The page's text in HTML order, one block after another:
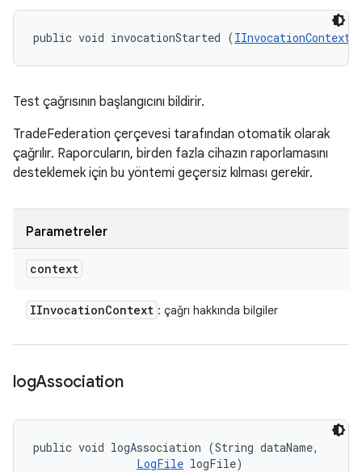
public void invocationStarted (IInvocationContext
Test çağrısının başlangıcını bildirir.
TradeFederation çerçevesi tarafından otomatik olarak
çağrılır. Raporcuların, birden fazla cihazın raporlamasını
desteklemek için bu yöntemi geçersiz kılması gerekir.
Parametreler
context
IInvocationContext : çağrı hakkında bilgiler
logAssociation
public void logAssociation (String dataName,
LogFile logFile)